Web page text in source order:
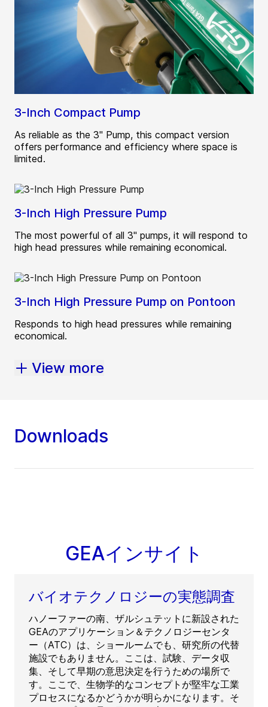
3-Inch Compact Pump
As reliable as the 3" Pump, this compact version
offers performance and efficiency where space is
limited.
3-Inch High Pressure Pump
The most powerful of all 3" pumps, it will respond to
high head pressures while remaining economical.
3-Inch High Pressure Pump on Pontoon
Responds to high head pressures while remaining
economical.
View more
Downloads
GEAインサイト
バイオテクノロジーの実態調査
ハノーファーの南、ザルシュテットに新設された
GEAのアプリケーション＆テクノロジーセンタ
ー（ATC）は、ショールームでも、研究所の代替
施設でもありません。ここは、試験、データ収
集、そして早期の意思決定を行うための場所で
す。ここで、生物学的なコンセプトが堅牢な工業
プロセスになるかどうかが明らかになります。そ